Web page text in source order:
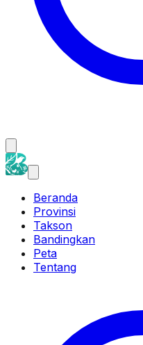
Beranda
Provinsi
Takson
Bandingkan
Peta
Tentang